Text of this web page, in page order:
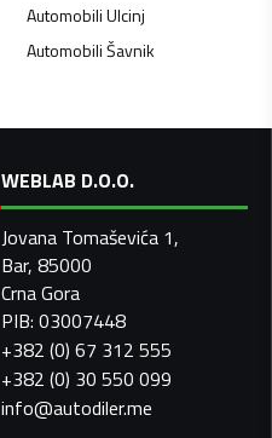
AutomobiliUlcinj
AutomobiliŠavnik
WEBLAB D.O.O.
Jovana Tomaševića 1,
Bar, 85000
Crna Gora
PIB: 03007448
+382 (0) 67 312 555
+382 (0) 30 550 099
info@autodiler.me